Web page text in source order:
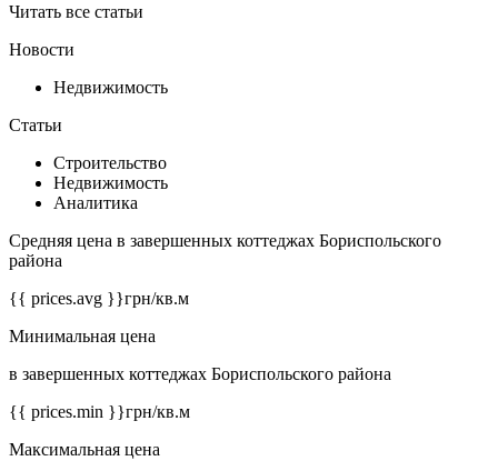
Читать все статьи
Новости
Недвижимость
Статьи
Строительство
Недвижимость
Аналитика
Средняя цена в завершенных коттеджах Бориспольского
района
{{ prices.avg }}грн/кв.м
Минимальная цена
в завершенных коттеджах Бориспольского района
{{ prices.min }}грн/кв.м
Максимальная цена